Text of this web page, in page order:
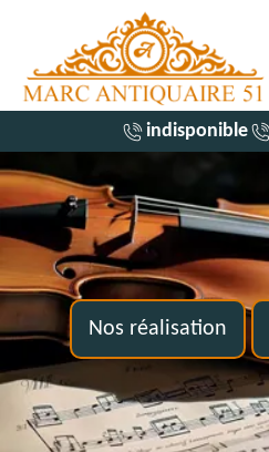
indisponible
Nos réalisation